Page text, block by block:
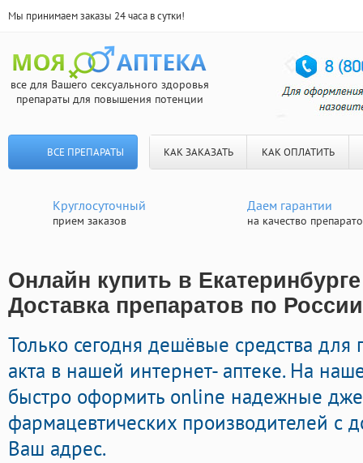
Мы принимаем заказы 24 часа в сутки!
все для Вашего сексуального здоровья
препараты для повышения потенции
ВСЕ ПРЕПАРАТЫ КАК ЗАКАЗАТЬ КАК ОПЛАТИТЬ
Круглосуточный
прием заказов
Даем гарантии
на качество
Онлайн купить в
Доставка препаратов по России
Только сегодня дешёвые средства для
акта в нашей интернет- аптеке. На
быстро оформить online надежные
фармацевтических производителей с
Ваш адрес.